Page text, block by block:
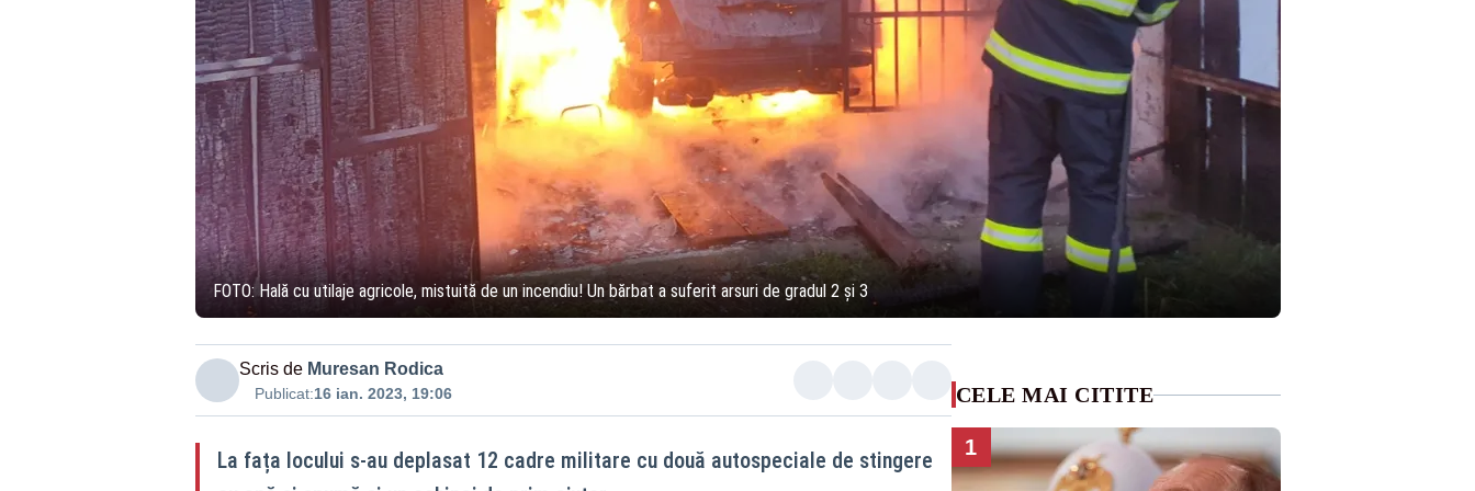
FOTO: Hală cu utilaje agricole, mistuită de un incendiu! Un bărbat a suferit arsuri de gradul 2 și 3
Scris de Muresan Rodica
Publicat:16 ian. 2023, 19:06
La fața locului s-au deplasat 12 cadre militare cu două autospeciale de stingere
CELE MAI CITITE
1